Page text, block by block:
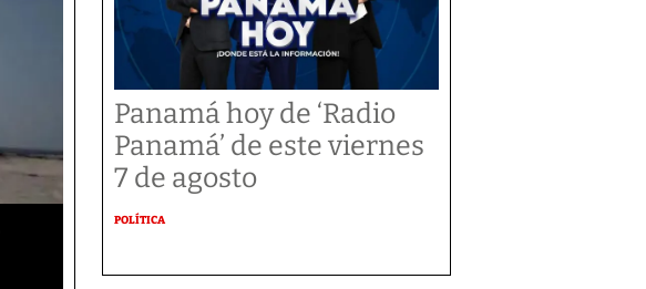
Panamá hoy de ‘Radio
Panamá’ de este viernes
7 de agosto
POLÍTICA